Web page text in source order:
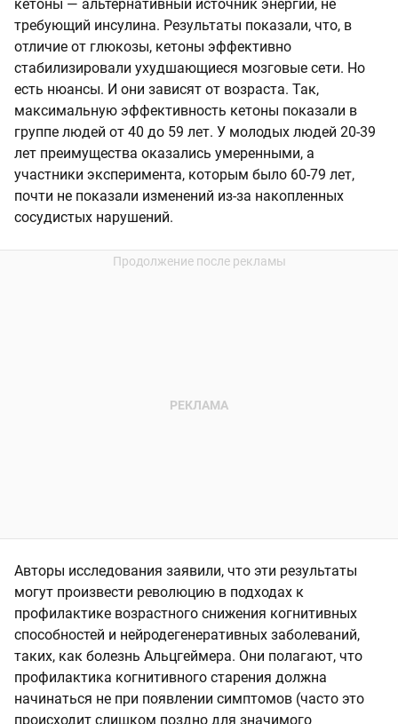
кетоны — альтернативный источник энергии, не
требующий инсулина. Результаты показали, что, в
отличие от глюкозы, кетоны эффективно
стабилизировали ухудшающиеся мозговые сети. Но
есть нюансы. И они зависят от возраста. Так,
максимальную эффективность кетоны показали в
группе людей от 40 до 59 лет. У молодых людей 20-39
лет преимущества оказались умеренными, а
участники эксперимента, которым было 60-79 лет,
почти не показали изменений из-за накопленных
сосудистых нарушений.
Авторы исследования заявили, что эти результаты
могут произвести революцию в подходах к
профилактике возрастного снижения когнитивных
способностей и нейродегенеративных заболеваний,
таких, как болезнь Альцгеймера. Они полагают, что
профилактика когнитивного старения должна
начинаться не при появлении симптомов (часто это
происходит слишком поздно для значимого